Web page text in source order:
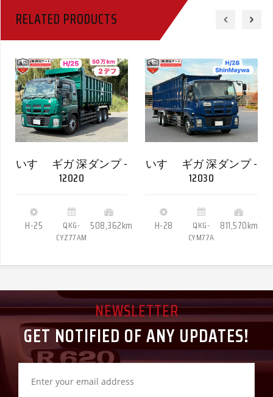
RELATED PRODUCTS
いすゞ ギガ 深ダンプ -
12020
H-25
QKG-
CYZ77AM
508,362km
いすゞ ギガ 深ダンプ -
12030
H-28
QKG-
CYM77A
811,570km
NEWSLETTER
GET NOTIFIED OF ANY UPDATES!